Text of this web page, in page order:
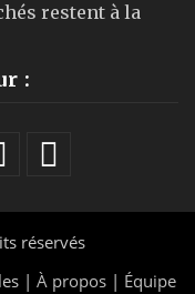
restent à la
:
réservés
| À propos | Équipe